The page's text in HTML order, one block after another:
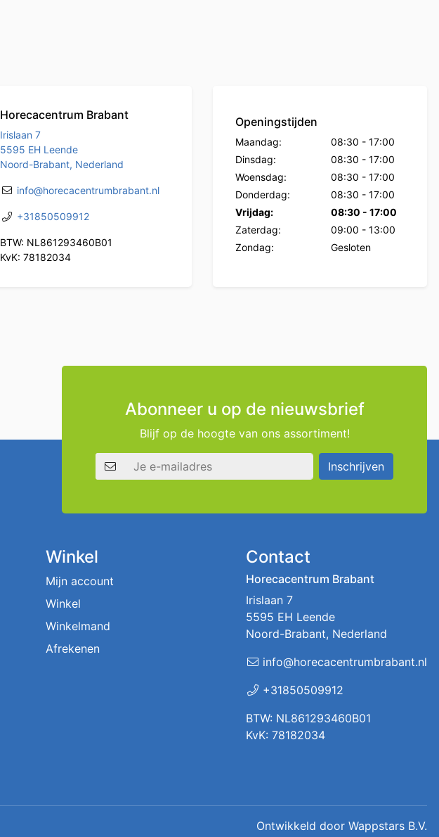
Horecacentrum Brabant
Irislaan 7
5595 EH Leende
Noord-Brabant, Nederland
info@horecacentrumbrabant.nl
+31850509912
BTW: NL861293460B01
KvK: 78182034
Openingstijden
Maandag: 08:30 - 17:00
Dinsdag:
08:30 - 17:00
Woensdag:
08:30 - 17:00
Donderdag:
08:30 - 17:00
Vrijdag:
08:30 - 17:00
Zaterdag:
09:00 - 13:00
Zondag:
Gesloten
Abonneer u op de nieuwsbrief
Blijf op de hoogte van ons assortiment!
E-mailadres
Inschrijven
Winkel
Mijn account
Winkel
Winkelmand
Afrekenen
Contact
Horecacentrum Brabant
Irislaan 7
5595 EH Leende
Noord-Brabant, Nederland
info@horecacentrumbrabant.nl
+31850509912
BTW: NL861293460B01
KvK: 78182034
Ontwikkeld door Wappstars B.V.